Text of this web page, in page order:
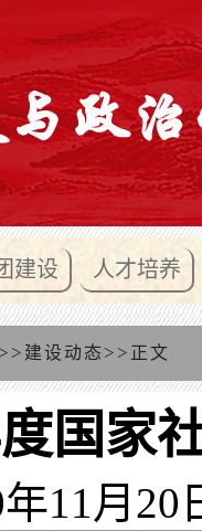
建设 人才培养
>> 建设动态 >> 正文
国家
年11月